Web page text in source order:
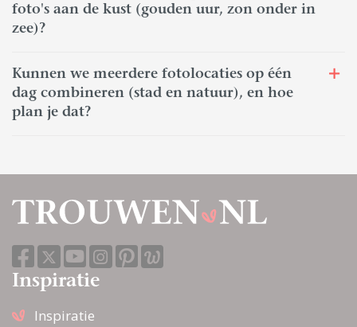
foto's aan de kust (gouden uur, zon onder in
zee)?
Kunnen we meerdere fotolocaties op één
dag combineren (stad en natuur), en hoe
plan je dat?
Inspiratie
Inspiratie